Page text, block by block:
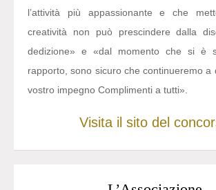
l’attività più appassionante e che
creatività non può prescindere dalla
dedizione» e «dal momento che si è
rapporto, sono sicuro che continueremo a
vostro impegno Complimenti a tutti».
Visita il sito del